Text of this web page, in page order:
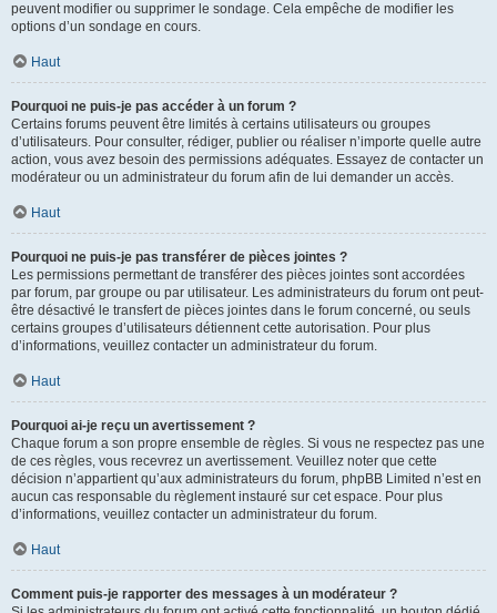
peuvent modifier ou supprimer le sondage. Cela empêche de modifier les
options d’un sondage en cours.
Haut
Pourquoi ne puis-je pas accéder à un forum ?
Certains forums peuvent être limités à certains utilisateurs ou groupes
d’utilisateurs. Pour consulter, rédiger, publier ou réaliser n’importe quelle autre
action, vous avez besoin des permissions adéquates. Essayez de contacter un
modérateur ou un administrateur du forum afin de lui demander un accès.
Haut
Pourquoi ne puis-je pas transférer de pièces jointes ?
Les permissions permettant de transférer des pièces jointes sont accordées
par forum, par groupe ou par utilisateur. Les administrateurs du forum ont peut-
être désactivé le transfert de pièces jointes dans le forum concerné, ou seuls
certains groupes d’utilisateurs détiennent cette autorisation. Pour plus
d’informations, veuillez contacter un administrateur du forum.
Haut
Pourquoi ai-je reçu un avertissement ?
Chaque forum a son propre ensemble de règles. Si vous ne respectez pas une
de ces règles, vous recevrez un avertissement. Veuillez noter que cette
décision n’appartient qu’aux administrateurs du forum, phpBB Limited n’est en
aucun cas responsable du règlement instauré sur cet espace. Pour plus
d’informations, veuillez contacter un administrateur du forum.
Haut
Comment puis-je rapporter des messages à un modérateur ?